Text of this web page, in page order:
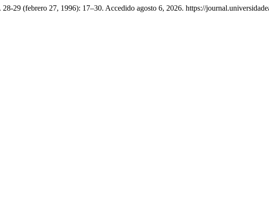
28-29 (febrero 27, 1996): 17–30. Accedido agosto 6, 2026. https://